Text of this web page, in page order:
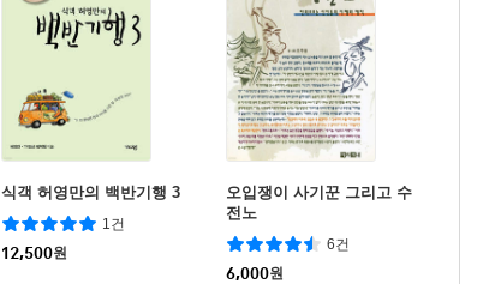
식객 허영만의 백반기행 3
1건
12,500원
오입쟁이 사기꾼 그리고 수
전노
6건
6,000원